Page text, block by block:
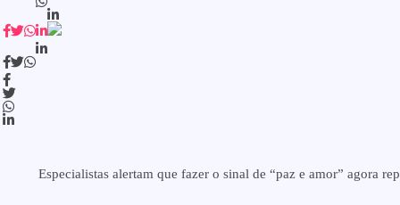
Especialistas alertam que fazer o sinal de “paz e amor” agora